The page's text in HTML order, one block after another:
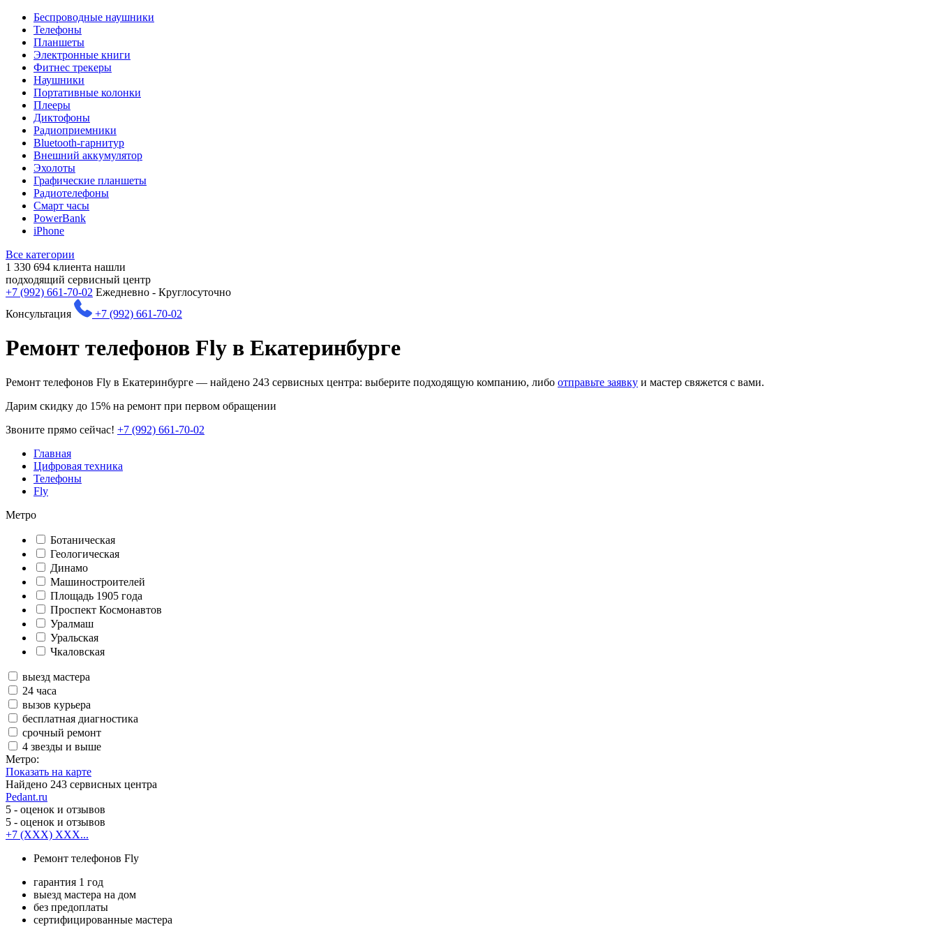
Беспроводные наушники
Телефоны
Планшеты
Электронные книги
Фитнес трекеры
Наушники
Портативные колонки
Плееры
Диктофоны
Радиоприемники
Bluetooth-гарнитур
Внешний аккумулятор
Эхолоты
Графические планшеты
Радиотелефоны
Смарт часы
PowerBank
iPhone
Все категории
1 330 694 клиента нашли
подходящий сервисный центр
+7 (992) 661-70-02 Ежедневно - Круглосуточно
Консультация
+7 (992) 661-70-02
Ремонт телефонов Fly в Екатеринбурге
Ремонт телефонов Fly в Екатеринбурге — найдено 243 сервисных центра: выберите подходящую компанию, либо отправьте заявку и мастер свяжется с вами.
Дарим скидку до 15% на ремонт при первом обращении
Звоните прямо сейчас! +7 (992) 661-70-02
Главная
Цифровая техника
Телефоны
Fly
Метро
Ботаническая
Геологическая
Динамо
Машиностроителей
Площадь 1905 года
Проспект Космонавтов
Уралмаш
Уральская
Чкаловская
выезд мастера
24 часа
вызов курьера
бесплатная диагностика
срочный ремонт
4 звезды и выше
Метро:
Показать на карте
Найдено 243 сервисных центра
Pedant.ru
5 - оценок и отзывов
5 - оценок и отзывов
+7 (XXX) XXX...
Ремонт телефонов Fly
гарантия 1 год
выезд мастера на дом
без предоплаты
сертифицированные мастера